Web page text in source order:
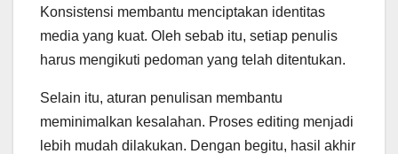
Konsistensi membantu menciptakan identitas
media yang kuat. Oleh sebab itu, setiap penulis
harus mengikuti pedoman yang telah ditentukan.
Selain itu, aturan penulisan membantu
meminimalkan kesalahan. Proses editing menjadi
lebih mudah dilakukan. Dengan begitu, hasil akhir